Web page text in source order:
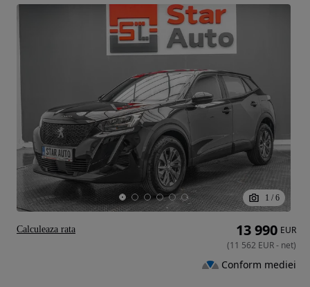
1 / 6
13 990 EUR
(11 562 EUR- net)
Conform mediei
Calculeaza rata